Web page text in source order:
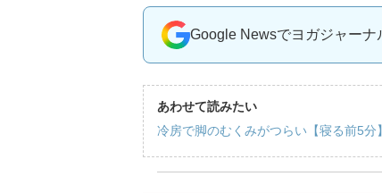
Google Newsでヨガジャーナ
あわせて読みたい
冷房で脚のむくみがつらい【寝る前5分